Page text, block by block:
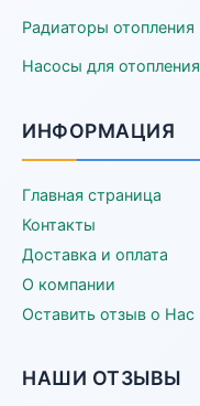
Радиаторы отопления
Насосы для отопления
ИНФОРМАЦИЯ
Главная страница
Контакты
Доставка и оплата
О компании
Оставить отзыв о Нас
НАШИ ОТЗЫВЫ